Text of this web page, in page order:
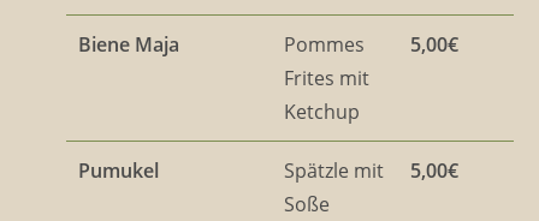
Biene Maja
Pommes
Frites mit
Ketchup
5,00€
Pumukel
Spätzle mit
Soße
5,00€